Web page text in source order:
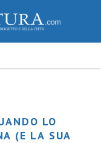
LO
(E LA SUA